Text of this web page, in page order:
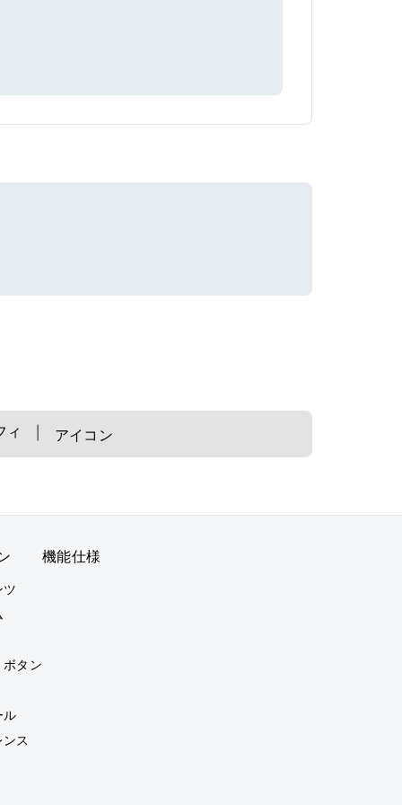
ィ アイコン
タン
ル
ス
機能仕様